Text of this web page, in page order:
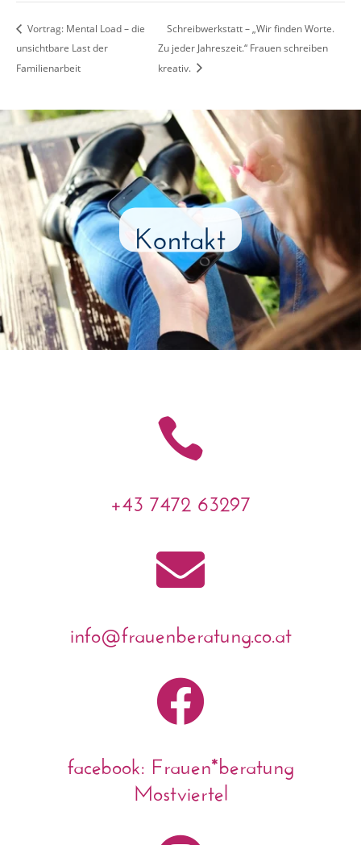
Vortrag: Mental Load – die
unsichtbare Last der
Familienarbeit
Schreibwerkstatt – „Wir finden Worte.
Zu jeder Jahreszeit.“ Frauen schreiben
kreativ.
Kontakt

+43 7472 63297

info@frauenberatung.co.at

facebook: Frauen*beratung
Mostviertel